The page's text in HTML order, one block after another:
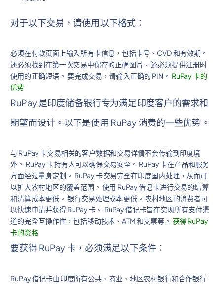
对于以下交易，请使用以下格式：
必须在付款页面上输入所有卡信息，包括卡号、CVD 和有效期。
还必须找到在第一次交易中保存的正确图片。 还必须提供注册时
使用的正确短语。 要完成交易，请输入正确的 PIN。 RuPay 卡的
优势
RuPay 是印度储备银行专为满足印度客户的需求和
期望而设计。以下是使用 RuPay 消费的一些优势。
与 RuPay 卡交易相关的客户数据和交易详情不会传输到印度境
外。 RuPay 卡持有人可以确保交易安全。 RuPay 卡在产品和服务
方面经过量身定制。 RuPay 卡交易完全在印度国内处理，从而可
以扩大农村地区的覆盖范围。 使用 RuPay 借记卡进行交易的结算
和清算成本更低。 银行交易处理成本更低。 农村地区的消费者可
以快速申请并获得 RuPay 卡。 RuPay 借记卡旨在实现所有支付渠
道的完全互操作性，包括移动技术、ATM 和支票等。 获得 RuPay
卡的资格
要获得 RuPay 卡，必须满足以下条件：
RuPay 借记卡由印度所有公共、商业、地区农村银行和合作银行